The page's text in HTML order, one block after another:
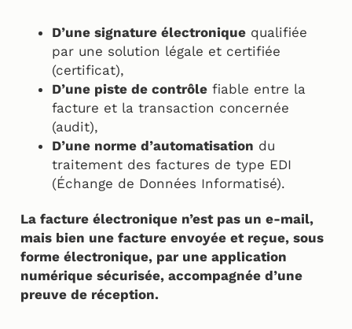
D’une signature électronique qualifiée
par une solution légale et certifiée
(certificat),
D’une piste de contrôle fiable entre la
facture et la transaction concernée
(audit),
D’une norme d’automatisation du
traitement des factures de type EDI
(Échange de Données Informatisé).
La facture électronique n’est pas un e-mail,
mais bien une facture envoyée et reçue, sous
forme électronique, par une application
numérique sécurisée, accompagnée d’une
preuve de réception.